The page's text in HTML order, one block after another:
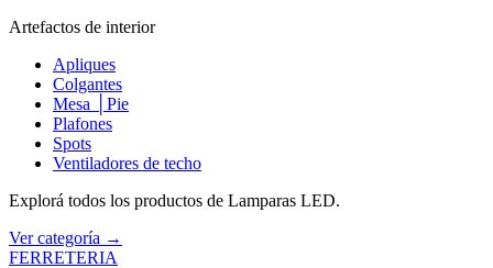
Artefactos de interior
Apliques
Colgantes
Mesa │Pie
Plafones
Spots
Ventiladores de techo
Explorá todos los productos de Lamparas LED.
Ver categoría →
FERRETERIA